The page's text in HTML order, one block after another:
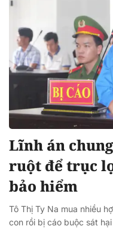
Lĩnh án
ruột để trục
bảo hiểm
Tô Thị Ty Na mua nhiều
con rồi bị cáo buộc sát